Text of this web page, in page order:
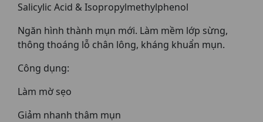
Salicylic Acid & Isopropylmethylphenol
Ngăn hình thành mụn mới. Làm mềm lớp sừng,
thông thoáng lỗ chân lông, kháng khuẩn mụn.
Công dụng:
Làm mờ sẹo
Giảm nhanh thâm mụn